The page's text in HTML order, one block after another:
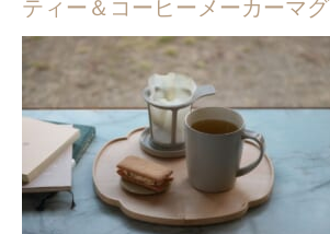
ティー＆コーヒーメーカーマグ